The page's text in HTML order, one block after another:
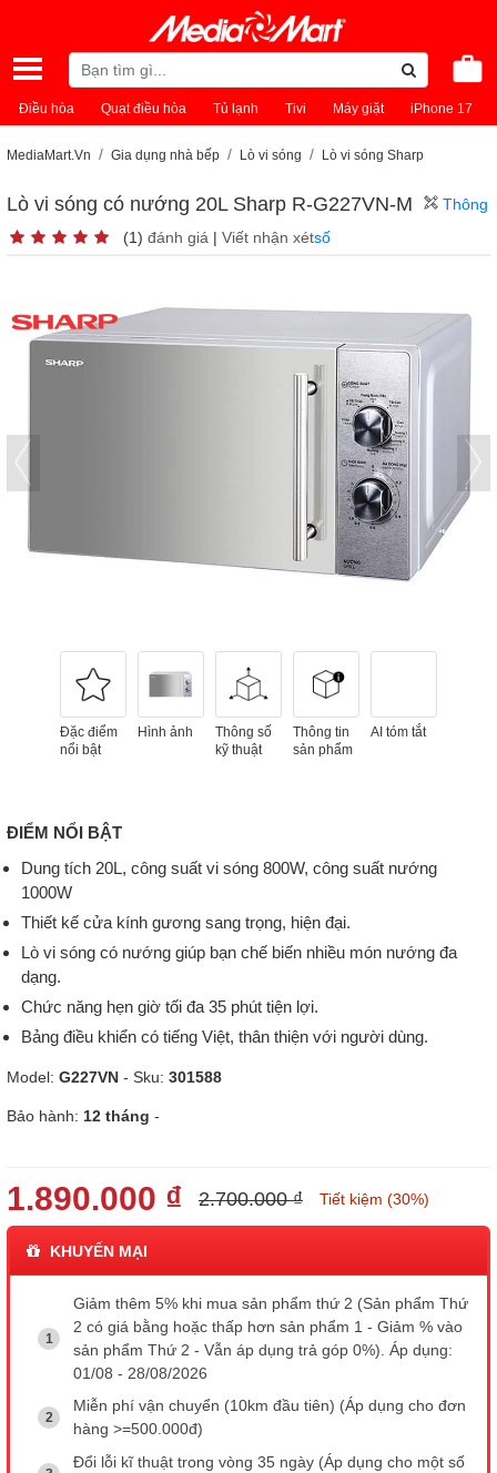
Điều hòa Quạt điều hòa Tủ lạnh Tivi Máy giặt iPhone 17
MediaMart.Vn Gia dụng nhà bếp Lò vi sóng Lò vi sóng Sharp
Lò vi sóng có nướng 20L Sharp R-G227VN-M
(1) đánh giá | Viết nhận xét
Thông
số
Đặc điểm
nổi bật
Hình ảnh
Thông số
kỹ thuật
Thông tin
sản phẩm
AI tóm tắt
ĐIỂM NỔI BẬT
Dung tích 20L, công suất vi sóng 800W, công suất nướng
1000W
Thiết kế cửa kính gương sang trọng, hiện đại.
Lò vi sóng có nướng giúp bạn chế biến nhiều món nướng đa
dạng.
Chức năng hẹn giờ tối đa 35 phút tiện lợi.
Bảng điều khiển có tiếng Việt, thân thiện với người dùng.
Model: G227VN - Sku: 301588
Bảo hành: 12 tháng -
1.890.000 ₫ 2.700.000 ₫ Tiết kiệm (30%)
KHUYẾN MẠI
Giảm thêm 5% khi mua sản phẩm thứ 2 (Sản phẩm Thứ
2 có giá bằng hoặc thấp hơn sản phẩm 1 - Giảm % vào
sản phẩm Thứ 2 - Vẫn áp dụng trả góp 0%). Áp dụng:
01/08 - 28/08/2026
Miễn phí vận chuyển (10km đầu tiên) (Áp dụng cho đơn
hàng >=500.000đ)
Đổi lỗi kĩ thuật trong vòng 35 ngày (Áp dụng cho một số